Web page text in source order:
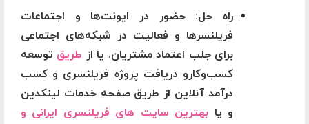
راه حل: حضور در ایونت‌ها و اجتماعات
فریلنسرها و فعالیت در شبکه‌های اجتماعی
برای جلب اعتماد مشتریان. یا از طریق توسعه
کسب‌وکارو دریافت پروژه فریلنسری و کسب
درآمد آنلاین از طریق صفحه خدمات لینکدین
و یا بهترین سایت های فریلنسری ایرانی و